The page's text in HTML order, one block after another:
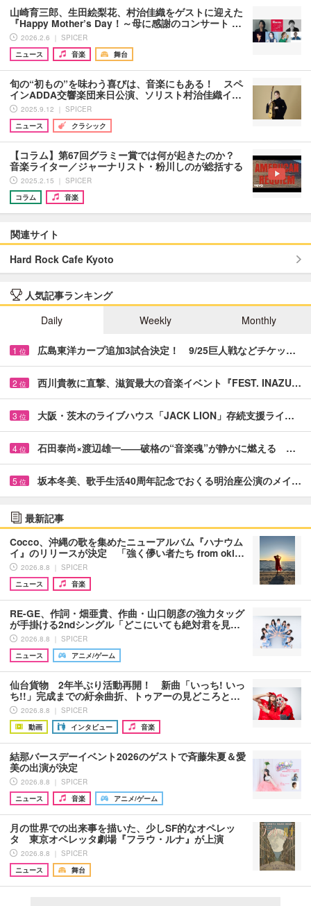
山崎育三郎、生田絵梨花、村治佳織をゲストに迎えた
『Happy Mother’s Day！～母に感謝のコンサート …
2026.2.6 ｜ SPICER
ニュース
音楽 舞台
旬の“初もの”を味わう喜びは、音楽にもある！ スペ
インADDA交響楽団来日公演、ソリスト村治佳織イ…
2025.9.12 ｜ SPICER
ニュース
クラシック
【コラム】第67回グラミー賞では何が起きたのか？
音楽ライター／ジャーナリスト・粉川しのが総括する
2025.2.15 ｜ SPICER
コラム
音楽
関連サイト
Hard Rock Cafe Kyoto
人気記事ランキング
Daily
Weekly Monthly
1 位 広島東洋カープ追加3試合決定！ 9/25巨人戦などチケッ…
2 位 西川貴教に直撃、滋賀最大の音楽イベント『FEST. INAZU…
3 位 大阪・茨木のライブハウス「JACK LION」存続支援ライ…
4 位 石田泰尚×渡辺雄一――破格の“音楽魂”が静かに燃える …
5 位 坂本冬美、歌手生活40周年記念でおくる明治座公演のメイ…
最新記事
Cocco、沖縄の歌を集めたニューアルバム『ハナウム
イ』のリリースが決定 「強く儚い者たち from oki…
2026.8.8 ｜ SPICER
ニュース
音楽
RE-GE、作詞・畑亜貴、作曲・山口朗彦の強力タッグ
が手掛ける2ndシングル「どこにいても絶対君を見…
2026.8.8 ｜ SPICER
ニュース
アニメ/ゲーム
仙台貨物 2年半ぶり活動再開！ 新曲「いっち! いっ
ち!!」完成までの紆余曲折、トゥアーの見どころと…
2026.8.8 ｜ SPICER
動画
インタビュー 音楽
結那バースデーイベント2026のゲストで斉藤朱夏＆愛
美の出演が決定
2026.8.8 ｜ SPICER
ニュース
音楽 アニメ/ゲーム
月の世界での出来事を描いた、少しSF的なオペレッ
タ 東京オペレッタ劇場『フラウ・ルナ』が上演
2026.8.8 ｜ SPICER
ニュース
舞台